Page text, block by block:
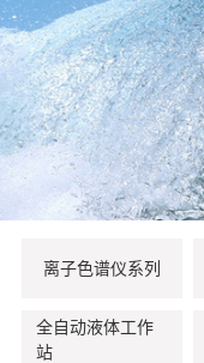
离子色谱仪系列
全自动液体工作
站